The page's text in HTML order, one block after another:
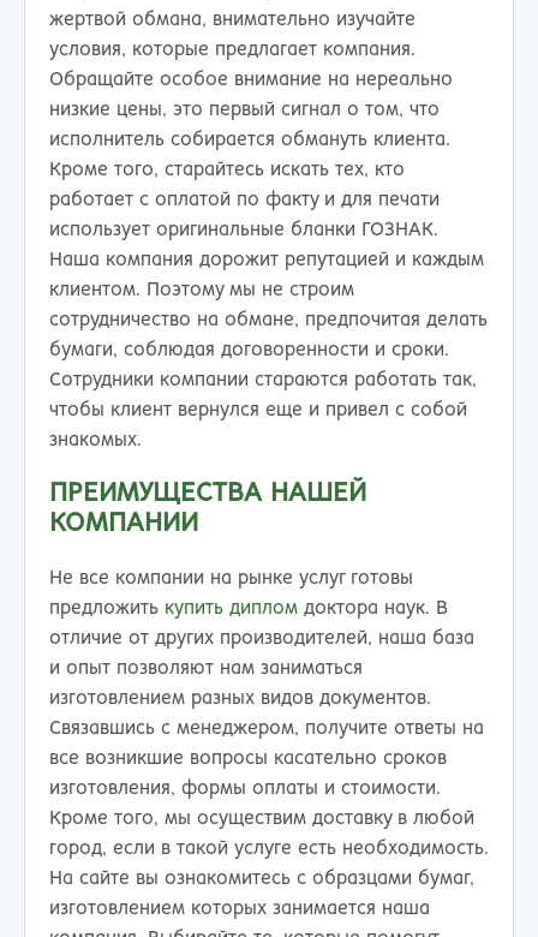
жертвой обмана, внимательно изучайте
условия, которые предлагает компания.
Обращайте особое внимание на нереально
низкие цены, это первый сигнал о том, что
исполнитель собирается обмануть клиента.
Кроме того, старайтесь искать тех, кто
работает с оплатой по факту и для печати
использует оригинальные бланки ГОЗНАК.
Наша компания дорожит репутацией и каждым
клиентом. Поэтому мы не строим
сотрудничество на обмане, предпочитая делать
бумаги, соблюдая договоренности и сроки.
Сотрудники компании стараются работать так,
чтобы клиент вернулся еще и привел с собой
знакомых.
ПРЕИМУЩЕСТВА НАШЕЙ
КОМПАНИИ
Не все компании на рынке услуг готовы
предложить купить диплом доктора наук. В
отличие от других производителей, наша база
и опыт позволяют нам заниматься
изготовлением разных видов документов.
Связавшись с менеджером, получите ответы на
все возникшие вопросы касательно сроков
изготовления, формы оплаты и стоимости.
Кроме того, мы осуществим доставку в любой
город, если в такой услуге есть необходимость.
На сайте вы ознакомитесь с образцами бумаг,
изготовлением которых занимается наша